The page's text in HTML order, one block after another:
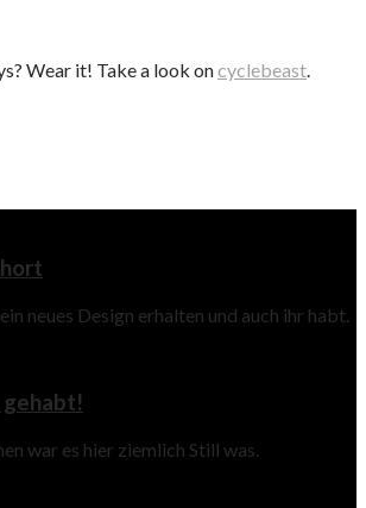
Wear it! Take a look oncyclebeast.
neues Design erhalten und auch ihr habt.
war es hier ziemlich Still was.